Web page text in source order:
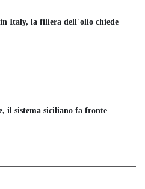
Italy, la filiera dell´olio chiede
il sistema siciliano fa fronte